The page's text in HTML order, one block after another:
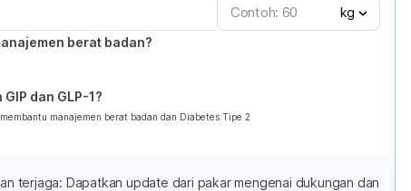
kg
berat badan?
dan GLP-1?
manajemen berat badan dan Diabetes Tipe 2
terjaga: Dapatkan update dari pakar mengenai dukungan dan